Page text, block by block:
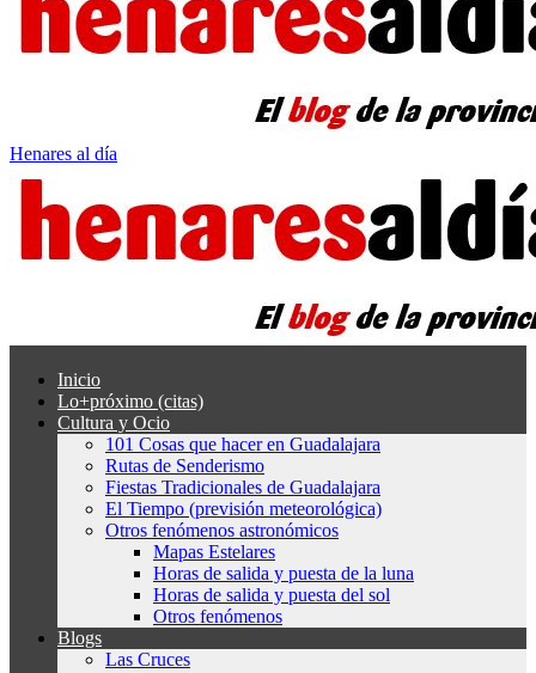
Henares al día
Inicio
Lo+próximo (citas)
Cultura y Ocio
101 Cosas que hacer en Guadalajara
Rutas de Senderismo
Fiestas Tradicionales de Guadalajara
El Tiempo (previsión meteorológica)
Otros fenómenos astronómicos
Mapas Estelares
Horas de salida y puesta de la luna
Horas de salida y puesta del sol
Otros fenómenos
Blogs
Las Cruces